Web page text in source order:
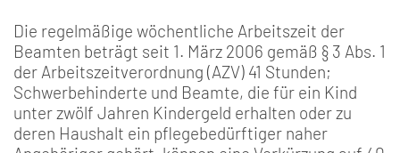
Die regelmäßige wöchentliche Arbeitszeit der
Beamten beträgt seit 1. März 2006 gemäß § 3 Abs. 1
der Arbeitszeitverordnung (AZV) 41 Stunden;
Schwerbehinderte und Beamte, die für ein Kind
unter zwölf Jahren Kindergeld erhalten oder zu
deren Haushalt ein pflegebedürftiger naher